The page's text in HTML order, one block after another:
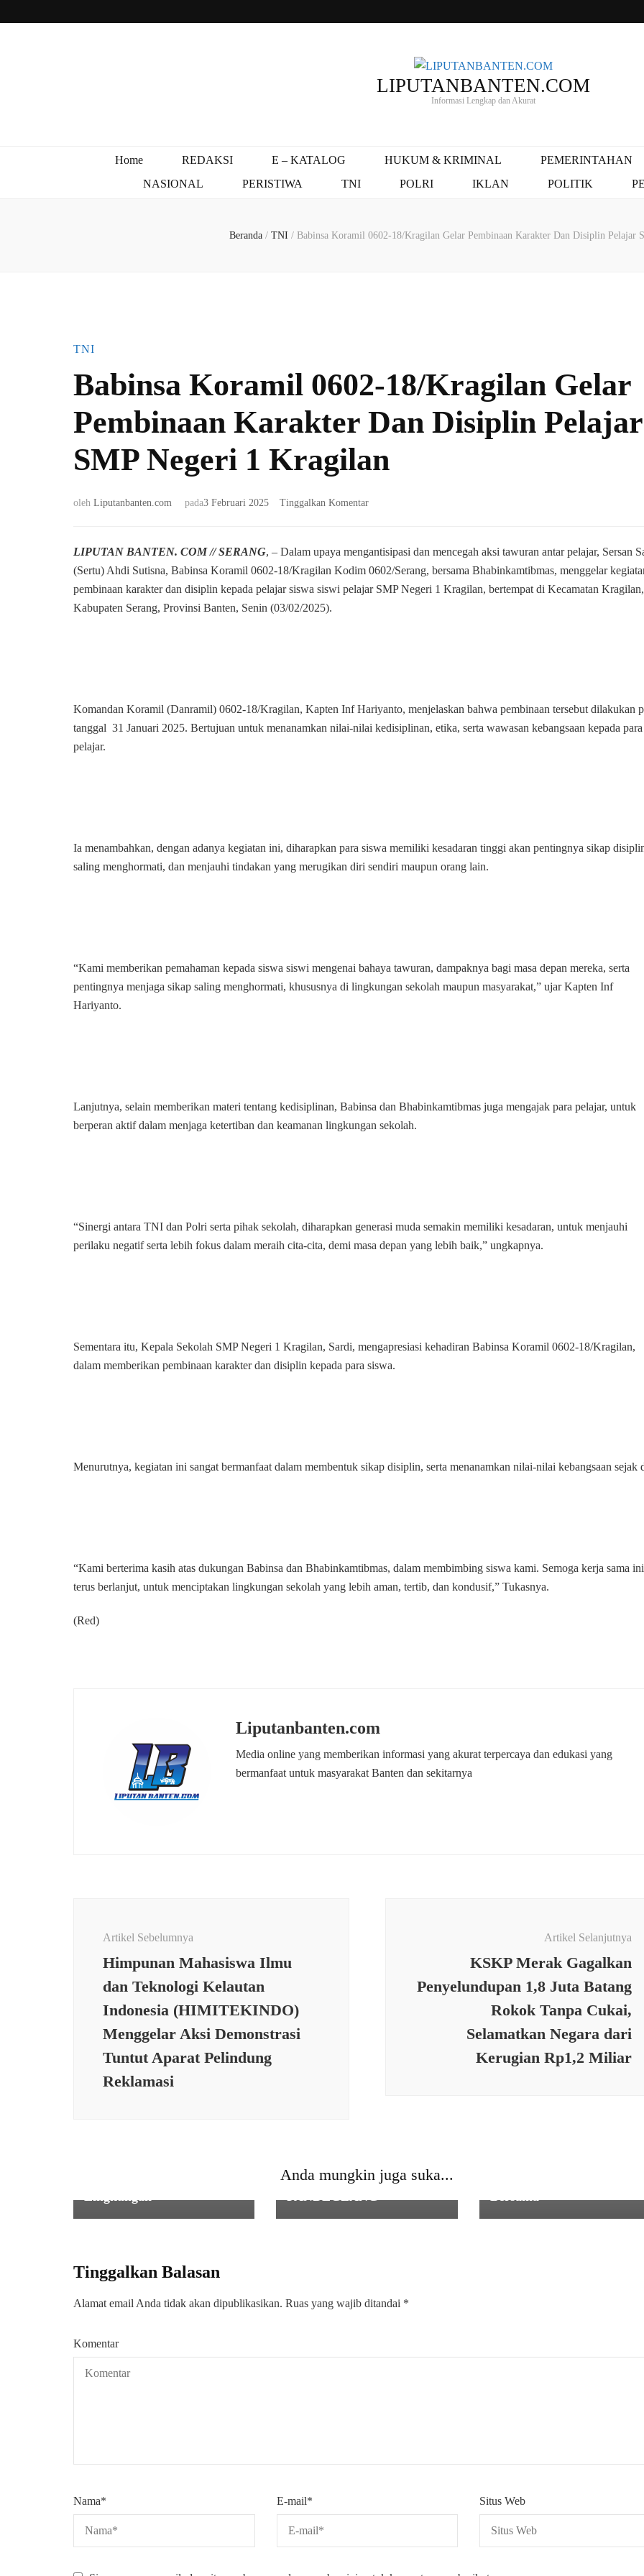
LIPUTANBANTEN.COM
Informasi Lengkap dan Akurat
Home REDAKSI E – KATALOG HUKUM & KRIMINAL
PEMERINTAHAN
NASIONAL
PERISTIWA TNI POLRI IKLAN POLITIK
Beranda / TNI / Babinsa Koramil 0602-18/Kragilan Gelar Pembinaan Karakter Dan Disiplin Pelajar
TNI
Babinsa Koramil 0602-18/Kragilan Gelar
Pembinaan Karakter Dan Disiplin Pelajar
SMP Negeri 1 Kragilan
oleh Liputanbanten.com pada3 Februari 2025 Tinggalkan Komentarpada
0602-
Gelar
Pembinaan
LIPUTAN BANTEN. COM // SERANG, – Dalam upaya mengantisipasi dan mencegah aksi tawuran antar pelajar, Sersan
(Sertu) Ahdi Sutisna, Babinsa Koramil 0602-18/Kragilan Kodim 0602/Serang, bersama Bhabinkamtibmas, menggelar
pembinaan karakter dan disiplin kepada pelajar siswa siswi pelajar SMP Negeri 1 Kragilan, bertempat di Kecamatan Kragilan,
Kabupaten Serang, Provinsi Banten, Senin (03/02/2025).
Komandan Koramil (Danramil) 0602-18/Kragilan, Kapten Inf Hariyanto, menjelaskan bahwa pembinaan tersebut dilakukan
tanggal 31 Januari 2025. Bertujuan untuk menanamkan nilai-nilai kedisiplinan, etika, serta wawasan kebangsaan kepada para
pelajar.
Ia menambahkan, dengan adanya kegiatan ini, diharapkan para siswa memiliki kesadaran tinggi akan pentingnya sikap
saling menghormati, dan menjauhi tindakan yang merugikan diri sendiri maupun orang lain.
“Kami memberikan pemahaman kepada siswa siswi mengenai bahaya tawuran, dampaknya bagi masa depan mereka, serta
pentingnya menjaga sikap saling menghormati, khususnya di lingkungan sekolah maupun masyarakat,” ujar Kapten Inf
Hariyanto.
Lanjutnya, selain memberikan materi tentang kedisiplinan, Babinsa dan Bhabinkamtibmas juga mengajak para pelajar, untuk
berperan aktif dalam menjaga ketertiban dan keamanan lingkungan sekolah.
“Sinergi antara TNI dan Polri serta pihak sekolah, diharapkan generasi muda semakin memiliki kesadaran, untuk menjauhi
perilaku negatif serta lebih fokus dalam meraih cita-cita, demi masa depan yang lebih baik,” ungkapnya.
Sementara itu, Kepala Sekolah SMP Negeri 1 Kragilan, Sardi, mengapresiasi kehadiran Babinsa Koramil 0602-18/Kragilan,
dalam memberikan pembinaan karakter dan disiplin kepada para siswa.
Menurutnya, kegiatan ini sangat bermanfaat dalam membentuk sikap disiplin, serta menanamkan nilai-nilai kebangsaan sejak
“Kami berterima kasih atas dukungan Babinsa dan Bhabinkamtibmas, dalam membimbing siswa kami. Semoga kerja sama ini
terus berlanjut, untuk menciptakan lingkungan sekolah yang lebih aman, tertib, dan kondusif,” Tukasnya.
(Red)
Liputanbanten.com
Media online yang memberikan informasi yang akurat terpercaya dan edukasi yang
bermanfaat untuk masyarakat Banten dan sekitarnya
Artikel Sebelumnya
Himpunan Mahasiswa Ilmu
dan Teknologi Kelautan
Indonesia (HIMITEKINDO)
Menggelar Aksi Demonstrasi
Tuntut Aparat Pelindung
Reklamasi
Artikel Selanjutnya
KSKP Merak Gagalkan
Penyelundupan 1,8 Juta Batang
Rokok Tanpa Cukai,
Selamatkan Negara dari
Kerugian Rp1,2 Miliar
Anda mungkin juga suka...
KABUPATEN
Tinggalkan Balasan
Alamat email Anda tidak akan dipublikasikan. Ruas yang wajib ditandai *
Komentar
Nama* E-mail* Situs Web